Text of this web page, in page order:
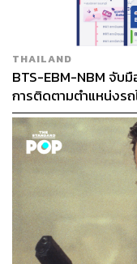
THAILAND
BTS-EBM-NBM จับ
การติดตามตำแหน่งร